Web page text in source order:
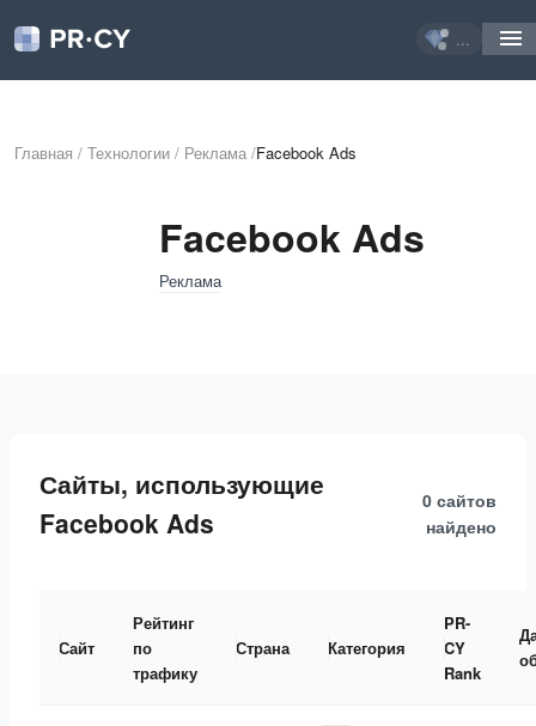
...
Главная / Технологии / Реклама /Facebook Ads
Facebook Ads
Реклама
Сайты, использующие
Facebook Ads
0 сайтов
найдено
Сайт
Рейтинг
по
трафику
Страна Категория
PR-
CY
Rank